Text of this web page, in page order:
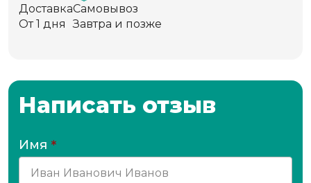
Доставка
От 1 дня
Самовывоз
Завтра и позже
Написать отзыв
Имя *